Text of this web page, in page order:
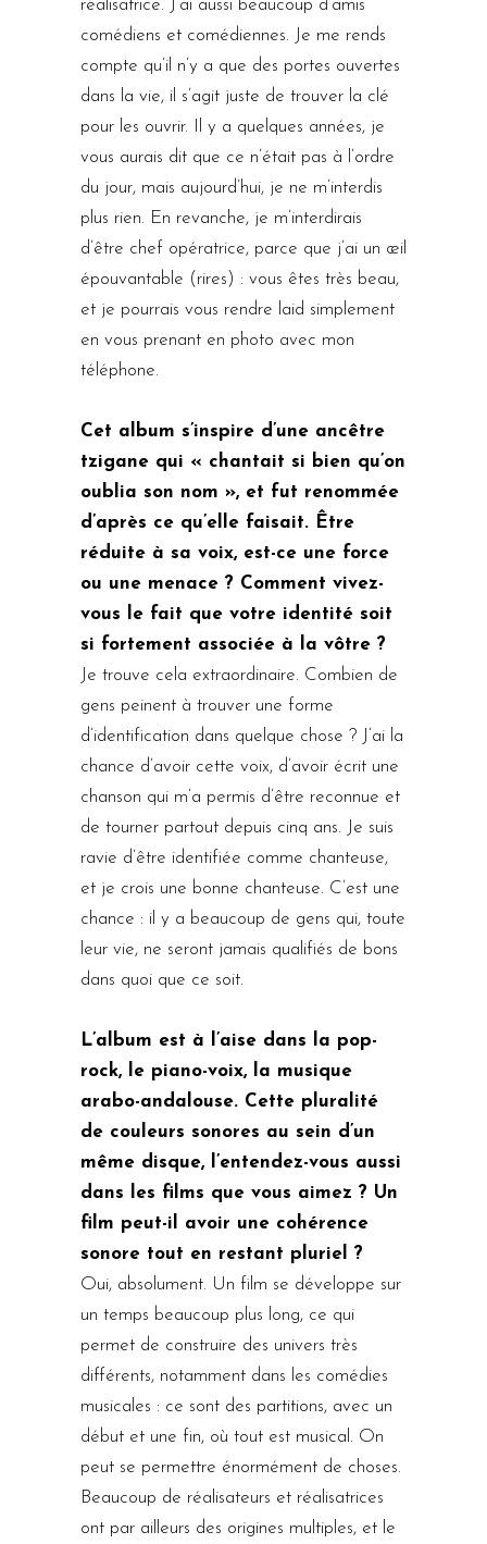
réalisatrice. J’ai aussi beaucoup d’amis
comédiens et comédiennes. Je me rends
compte qu’il n’y a que des portes ouvertes
dans la vie, il s’agit juste de trouver la clé
pour les ouvrir. Il y a quelques années, je
vous aurais dit que ce n’était pas à l’ordre
du jour, mais aujourd’hui, je ne m’interdis
plus rien. En revanche, je m’interdirais
d’être chef opératrice, parce que j’ai un œil
épouvantable (rires) : vous êtes très beau,
et je pourrais vous rendre laid simplement
en vous prenant en photo avec mon
téléphone.
Cet album s’inspire d’une ancêtre
tzigane qui « chantait si bien qu’on
oublia son nom », et fut renommée
d’après ce qu’elle faisait. Être
réduite à sa voix, est-ce une force
ou une menace ? Comment vivez-
vous le fait que votre identité soit
si fortement associée à la vôtre ?
Je trouve cela extraordinaire. Combien de
gens peinent à trouver une forme
d’identification dans quelque chose ? J’ai la
chance d’avoir cette voix, d’avoir écrit une
chanson qui m’a permis d’être reconnue et
de tourner partout depuis cinq ans. Je suis
ravie d’être identifiée comme chanteuse,
et je crois une bonne chanteuse. C’est une
chance : il y a beaucoup de gens qui, toute
leur vie, ne seront jamais qualifiés de bons
dans quoi que ce soit.
L’album est à l’aise dans la pop-
rock, le piano-voix, la musique
arabo-andalouse. Cette pluralité
de couleurs sonores au sein d’un
même disque, l’entendez-vous aussi
dans les films que vous aimez ? Un
film peut-il avoir une cohérence
sonore tout en restant pluriel ?
Oui, absolument. Un film se développe sur
un temps beaucoup plus long, ce qui
permet de construire des univers très
différents, notamment dans les comédies
musicales : ce sont des partitions, avec un
début et une fin, où tout est musical. On
peut se permettre énormément de choses.
Beaucoup de réalisateurs et réalisatrices
ont par ailleurs des origines multiples, et le